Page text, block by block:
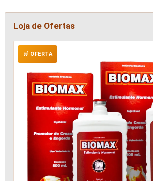
Loja de Ofertas
🛒 OFERTA